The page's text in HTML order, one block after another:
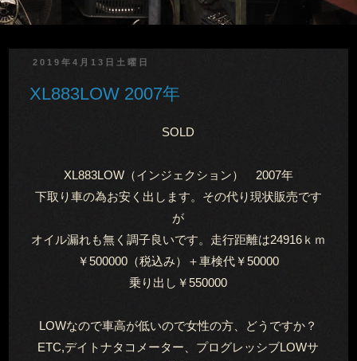
2019年4月13日土曜日
XL883LOW 2007年
SOLD
XL883LOW（インジェクション） 2007年
下取り車の為お安く出します。その代り現状販売です
が
オイル漏れも無く調子良いです。走行距離は24916ｋｍ
￥500000（税込み）＋車検代￥50000
乗り出し￥550000
LOWなので車高が低いので女性の方、どうですか？
ETC,デイトナタコメーター、プログレッシブLOWサ